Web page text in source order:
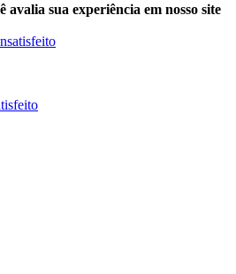
avalia sua experiência em nosso site